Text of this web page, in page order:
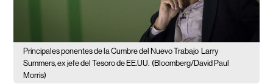
Principales ponentes de la Cumbre del Nuevo Trabajo
Larry
Summers, ex jefe del Tesoro de EE.UU. (Bloomberg/David Paul
Morris)